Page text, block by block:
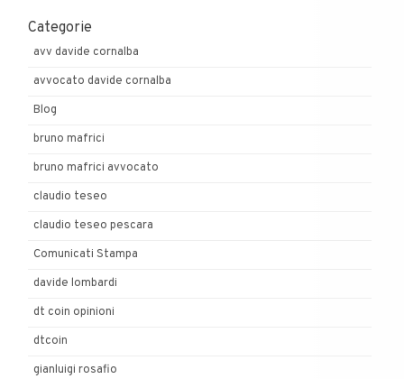
Categorie
avv davide cornalba
avvocato davide cornalba
Blog
bruno mafrici
bruno mafrici avvocato
claudio teseo
claudio teseo pescara
Comunicati Stampa
davide lombardi
dt coin opinioni
dtcoin
gianluigi rosafio